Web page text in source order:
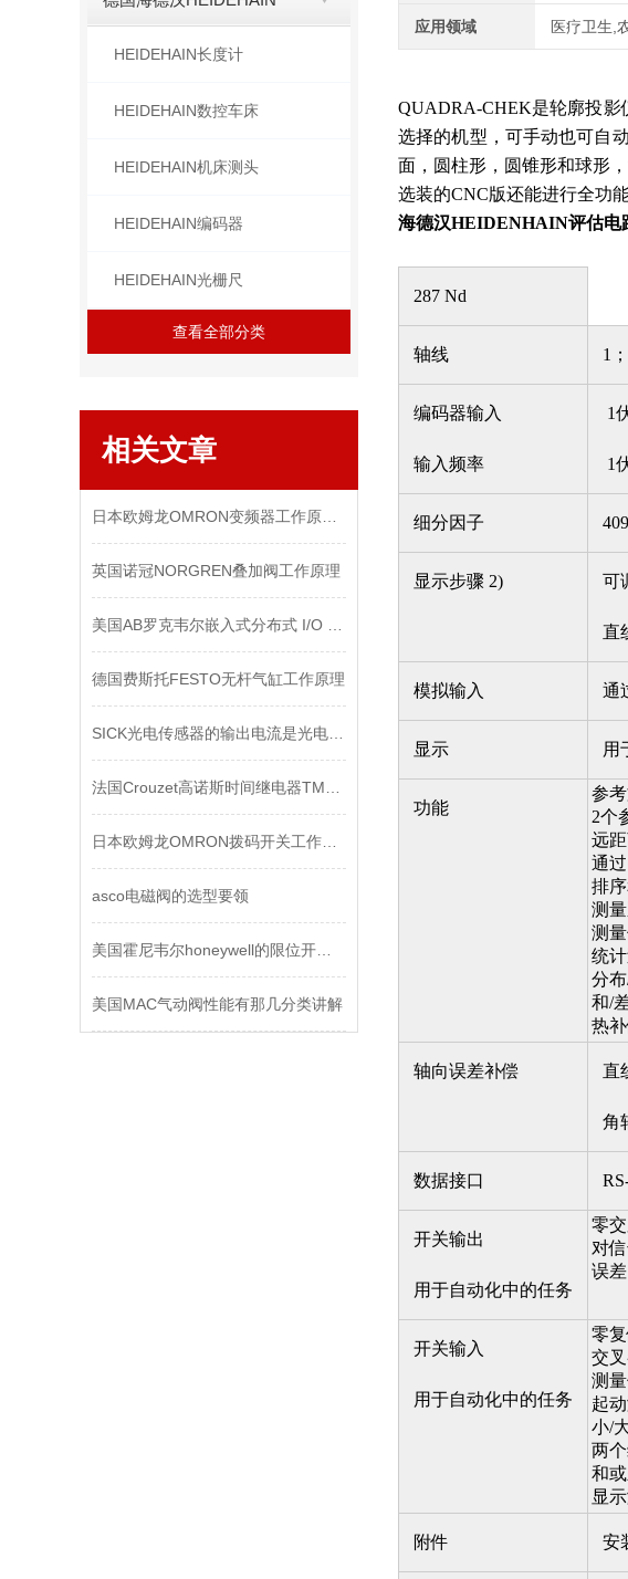
HEIDEHAIN长度计
HEIDEHAIN数控车床
HEIDEHAIN机床测头
HEIDEHAIN编码器
HEIDEHAIN光栅尺
查看全部分类
相关文章
英国诺冠NORGREN叠加阀工作原理
德国费斯托FESTO无杆气缸工作原理
asco电磁阀的选型要领
美国MAC气动阀性能有那几分类讲解
应用领域 医疗卫生,
QUADRA-CHEK是轮廓投影
选择的机型，可手动也可自
面，圆柱形，圆锥形和球形
选装的CNC版还能进行全功
海德汉HEIDENHAIN评估电
287 Nd
轴线 1
编码器输入
输入频率
1
1
细分因子
显示步骤 2) 可
直
模拟输入 通
显示 用
功能
参
2个
远
通
排
测
测
统
分
和/
热
轴向误差补偿 直
角
数据接口
开关输出
用于自动化中的任务
零
对
误差
开关输入
用于自动化中的任务
零
交
测
起
小/
两
和
显
附件 安